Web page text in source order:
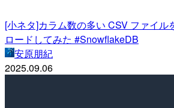
[小ネタ]カラム数の多い CSV ファイル
ロードしてみた #SnowflakeDB
安原朋紀
2025.09.06